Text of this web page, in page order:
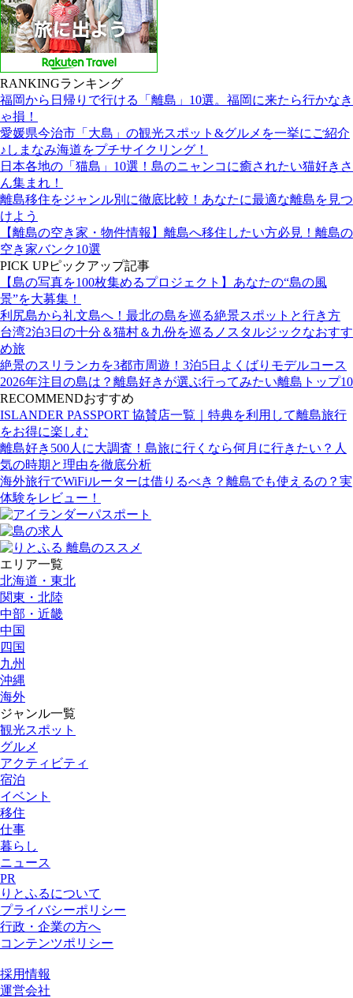
RANKINGランキング
福岡から日帰りで行ける「離島」10選。福岡に来たら行かなき
ゃ損！
愛媛県今治市「大島」の観光スポット&グルメを一挙にご紹介
♪しまなみ海道をプチサイクリング！
日本各地の「猫島」10選！島のニャンコに癒されたい猫好きさ
ん集まれ！
離島移住をジャンル別に徹底比較！あなたに最適な離島を見つ
けよう
【離島の空き家・物件情報】離島へ移住したい方必見！離島の
空き家バンク10選
PICK UPピックアップ記事
【島の写真を100枚集めるプロジェクト】あなたの“島の風
景”を大募集！
利尻島から礼文島へ！最北の島を巡る絶景スポットと行き方
台湾2泊3日の十分＆猫村＆九份を巡るノスタルジックなおすす
め旅
絶景のスリランカを3都市周遊！3泊5日よくばりモデルコース
2026年注目の島は？離島好きが選ぶ行ってみたい離島トップ10
RECOMMENDおすすめ
ISLANDER PASSPORT 協賛店一覧｜特典を利用して離島旅行
をお得に楽しむ
離島好き500人に大調査！島旅に行くなら何月に行きたい？人
気の時期と理由を徹底分析
海外旅行でWiFiルーターは借りるべき？離島でも使えるの？実
体験をレビュー！
エリア一覧
北海道・東北
関東・北陸
中部・近畿
中国
四国
九州
沖縄
海外
ジャンル一覧
観光スポット
グルメ
アクティビティ
宿泊
イベント
移住
仕事
暮らし
ニュース
PR
りとふるについて
プライバシーポリシー
行政・企業の方へ
コンテンツポリシー
採用情報
運営会社